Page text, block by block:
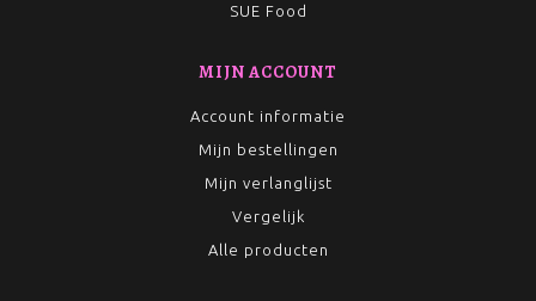
SUE Food
MIJN ACCOUNT
Account informatie
Mijn bestellingen
Mijn verlanglijst
Vergelijk
Alle producten